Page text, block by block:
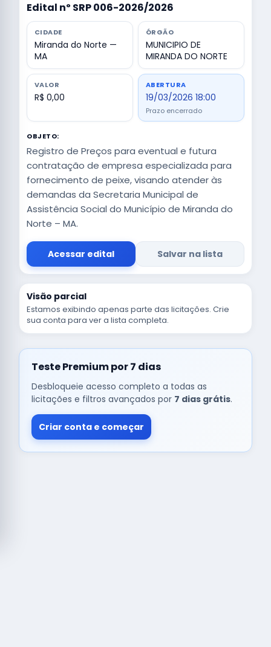
Edital nº SRP 006-2026/2026
CIDADE
Miranda do Norte —
MA
ÓRGÃO
MUNICIPIO DE
MIRANDA DO NORTE
VALOR
R$ 0,00
ABERTURA
19/03/2026 18:00
Prazo encerrado
OBJETO:
Registro de Preços para eventual e futura
contratação de empresa especializada para
fornecimento de peixe, visando atender às
demandas da Secretaria Municipal de
Assistência Social do Município de Miranda do
Norte – MA.
Acessar edital Salvar na lista
Visão parcial
Estamos exibindo apenas parte das licitações. Crie
sua conta para ver a lista completa.
Teste Premium por 7 dias
Desbloqueie acesso completo a todas as
licitações e filtros avançados por 7 dias grátis.
Criar conta e começar